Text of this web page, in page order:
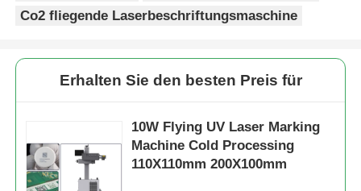
Co2 fliegende Laserbeschriftungsmaschine
Erhalten Sie den besten Preis für
10W Flying UV Laser Marking
Machine Cold Processing
110X110mm 200X100mm